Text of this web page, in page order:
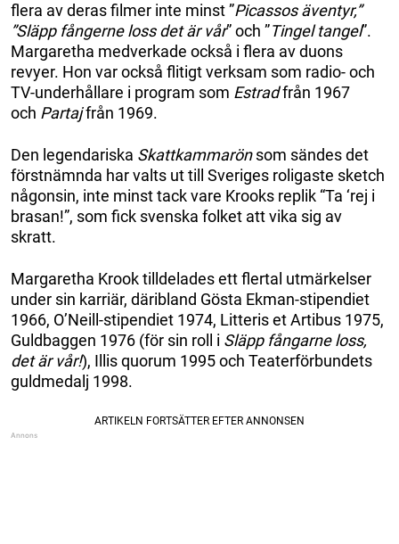
flera av deras filmer inte minst ”Picassos äventyr,”
”Släpp fångerne loss det är vår” och ”Tingel tangel”.
Margaretha medverkade också i flera av duons
revyer. Hon var också flitigt verksam som radio- och
TV-underhållare i program som Estradfrån 1967
och Partajfrån 1969.
Den legendariska Skattkammarönsom sändes det
förstnämnda har valts ut till Sveriges roligaste sketch
någonsin, inte minst tack vare Krooks replik “Ta ‘rej i
brasan!”, som fick svenska folket att vika sig av
skratt.
Margaretha Krook tilldelades ett flertal utmärkelser
under sin karriär, däribland Gösta Ekman-stipendiet
1966, O’Neill-stipendiet 1974, Litteris et Artibus 1975,
Guldbaggen 1976 (för sin roll i Släpp fångarne loss,
det är vår!), Illis quorum 1995 och Teaterförbundets
guldmedalj 1998.